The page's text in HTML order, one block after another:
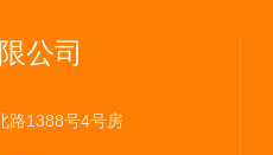
公司
路1388号4号房